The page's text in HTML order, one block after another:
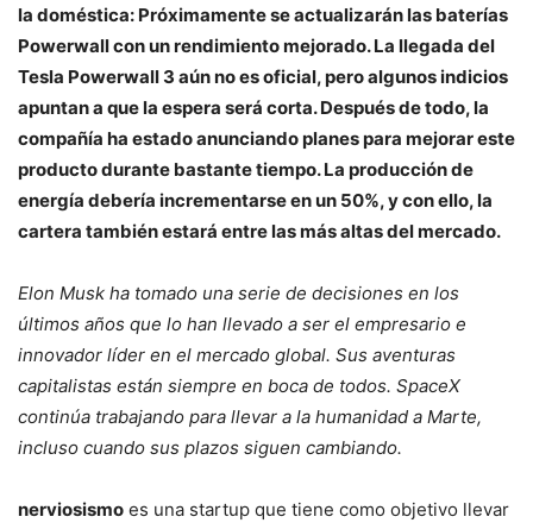
la doméstica: Próximamente se actualizarán las baterías
Powerwall con un rendimiento mejorado. La llegada del
Tesla Powerwall 3 aún no es oficial, pero algunos indicios
apuntan a que la espera será corta. Después de todo, la
compañía ha estado anunciando planes para mejorar este
producto durante bastante tiempo. La producción de
energía debería incrementarse en un 50%, y con ello, la
cartera también estará entre las más altas del mercado.
Elon Musk ha tomado una serie de decisiones en los
últimos años que lo han llevado a ser el empresario e
innovador líder en el mercado global. Sus aventuras
capitalistas están siempre en boca de todos. SpaceX
continúa trabajando para llevar a la humanidad a Marte,
incluso cuando sus plazos siguen cambiando.
nerviosismo es una startup que tiene como objetivo llevar